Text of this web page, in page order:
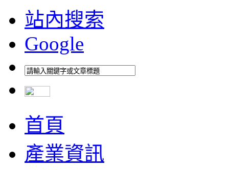
站內搜索
Google
首頁
產業資訊